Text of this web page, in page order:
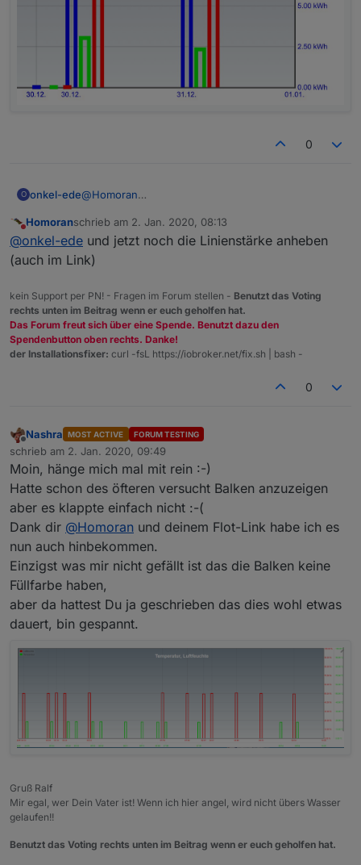
0
O onkel-ede@Homoran
Besten Dank für Deine Hilfe.
Nicht stören
Homoranschrieb am 2. Jan. 2020, 08:13
zuletzt editiert von
@onkel-ede und jetzt noch die Linienstärke anheben
(auch im Link)
kein Support per PN! - Fragen im Forum stellen - Benutzt das Voting
rechts unten im Beitrag wenn er euch geholfen hat.
Das Forum freut sich über eine Spende. Benutzt dazu den
Spendenbutton oben rechts. Danke!
der Installationsfixer: curl -fsL https://iobroker.net/fix.sh | bash -
0
Offline
Nashra MOST ACTIVE FORUM TESTING
schrieb am 2. Jan. 2020, 09:49
zuletzt editiert von
Moin, hänge mich mal mit rein :-)
Hatte schon des öfteren versucht Balken anzuzeigen
aber es klappte einfach nicht :-(
Dank dir @Homoran und deinem Flot-Link habe ich es
nun auch hinbekommen.
Einzigst was mir nicht gefällt ist das die Balken keine
Füllfarbe haben,
aber da hattest Du ja geschrieben das dies wohl etwas
dauert, bin gespannt.
Gruß Ralf
Mir egal, wer Dein Vater ist! Wenn ich hier angel, wird nicht übers Wasser
gelaufen!!
Benutzt das Voting rechts unten im Beitrag wenn er euch geholfen hat.